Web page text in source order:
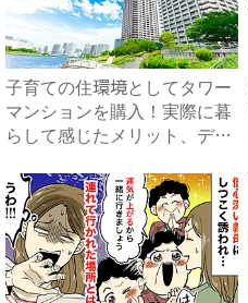
子育ての住環境としてタワー
マンションを購入！実際に暮
らして感じたメリット、デメ